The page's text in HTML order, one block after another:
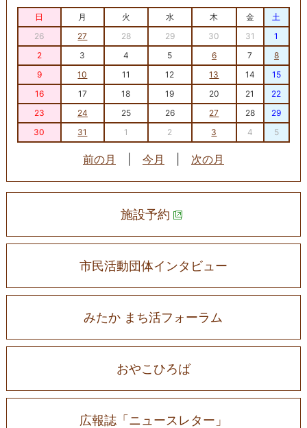
日 月 火 水 木 金
土
26
27 28 29 30 31
1
2
3 4 5 6 7
8
9
10 11 12 13 14
15
16
17 18 19 20 21
22
23
24 25 26 27 28
29
30
31 1 2 3 4 5
前の月 今月 次の月
施設予約
市民活動団体インタビュー
みたか まち活フォーラム
おやこひろば
広報誌「ニュースレター」